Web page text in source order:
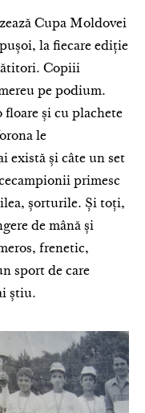
Cupa Moldovei
la fiecare ediție
Copiii
pe podium.
și cu plachete
le
există și câte un set
primesc
șorturile. Și toți,
de mână și
frenetic,
sport de care
știu.